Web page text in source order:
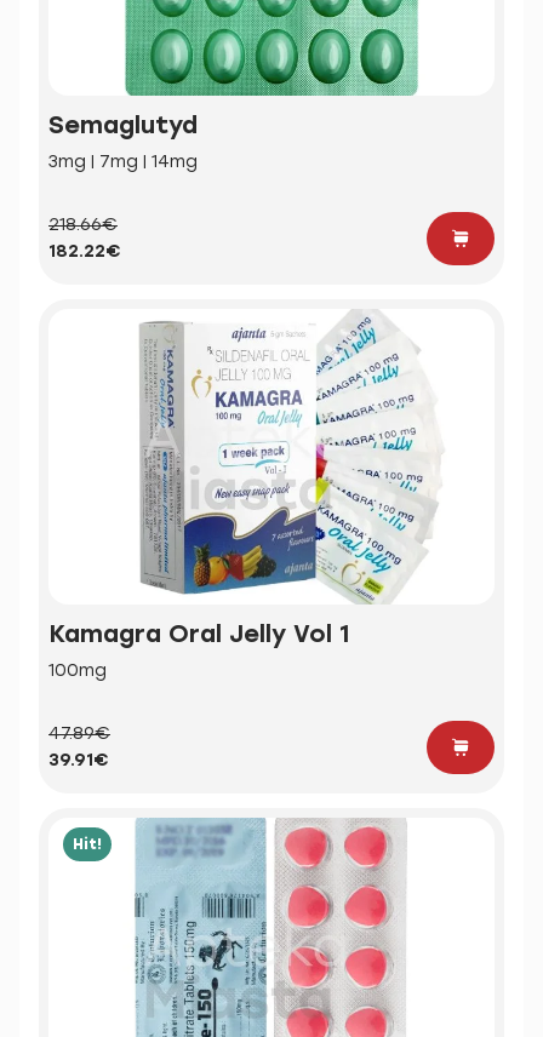
Semaglutyd
3mg | 7mg | 14mg
218.66€
182.22€
Kamagra Oral Jelly Vol 1
100mg
47.89€
39.91€
Hit!